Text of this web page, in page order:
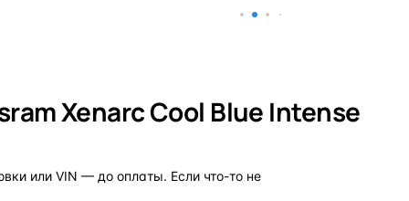
Xenarc Cool Blue Intense
или VIN — до оплаты. Если что-то не